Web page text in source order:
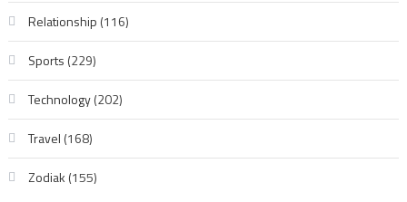
Relationship (116)
Sports (229)
Technology(202)
Travel (168)
Zodiak (155)